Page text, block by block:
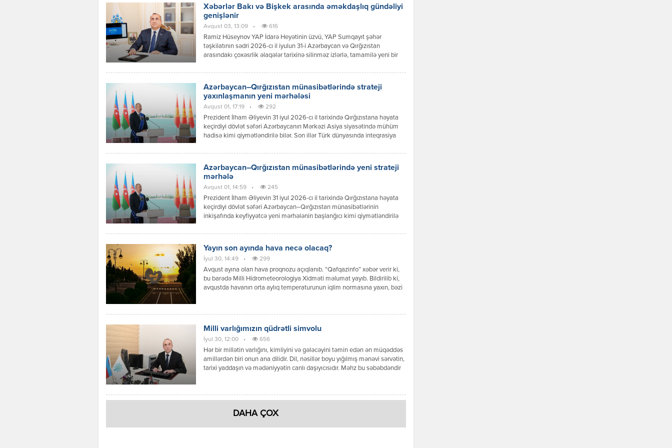
Xəbərlər Bakı və Bişkek arasında əməkdaşlıq gündəliyi
genişlənir
Avqust 03, 13:09 • 616
Ramiz Hüseynov YAP İdarə Heyətinin üzvü, YAP Sumqayıt şəhər
təşkilatının sədri 2026-cı il iyulun 31-i Azərbaycan və Qırğızıstan
arasındakı çoxəsrlik əlaqələr tarixinə silinməz izlərlə, tamamilə yeni bir
Azərbaycan Respublikasının Prezidenti İlham Əliyevin Qırğız
qaydalarının icrası deyildi; bu, ortaq köklərə, […]
Azərbaycan–Qırğızıstan münasibətlərində strateji
yaxınlaşmanın yeni mərhələsi
Avqust 01, 17:19 • 292
Prezident İlham Əliyevin 31 iyul 2026-cı il tarixində Qırğızıstana həyata
keçirdiyi dövlət səfəri Azərbaycanın Mərkəzi Asiya siyasətində mühüm
hadisə kimi qiymətləndirilə bilər. Son illər Türk dünyasında inteqrasiya
münasibətlər də yeni məzmun qazanır. Dövlət başçılarının görüşü zamanı
dialoqu […]
Azərbaycan–Qırğızıstan münasibətlərində yeni strateji
mərhələ
Avqust 01, 14:59 • 245
Prezident İlham Əliyevin 31 iyul 2026-cı il tarixində Qırğızıstana həyata
keçirdiyi dövlət səfəri Azərbaycan–Qırğızıstan münasibətlərinin
inkişafında keyfiyyətcə yeni mərhələnin başlanğıcı kimi qiymətləndirilə
sənədlər, qəbul edilən qərarlar və verilən siyasi mesajlar göstərir ki,
müttəfiqlik səviyyəsinə yüksəltmək əzmindədir. Prezident İlham Əliyevin
“Müttəfiqlik münasibətləri […]
Yayın son ayında hava necə olacaq?
İyul 30, 14:49 • 299
Avqust ayına olan hava proqnozu açıqlanıb. “Qafqazinfo” xəbər verir ki,
bu barədə Milli Hidrometeorologiya Xidməti məlumat yayıb. Bildirilib ki,
avqustda havanın orta aylıq temperaturunun iqlim normasına yaxın, bəzi
günlərində ölkə ərazisində əksər rayonlarda əsasən yağmursuz hava […]
Milli varlığımızın qüdrətli simvolu
İyul 30, 12:00 • 656
Hər bir millətin varlığını, kimliyini və gələcəyini təmin edən ən müqəddəs
amillərdən biri onun ana dilidir. Dil, nəsillər boyu yığılmış mənəvi sərvətin,
tarixi yaddaşın və mədəniyyətin canlı daşıyıcısıdır. Məhz bu səbəbdəndir
mübarizənin əsas cəbhələrindən birinə […]
DAHA ÇOX